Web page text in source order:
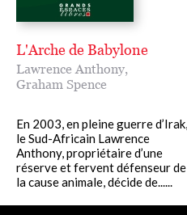
L'Arche de Babylone
Lawrence Anthony
Graham Spence
En 2003, en pleine guerre d’Irak,
le Sud-Africain Lawrence
Anthony, propriétaire d’une
réserve et fervent défenseur de
la cause animale, décide de......